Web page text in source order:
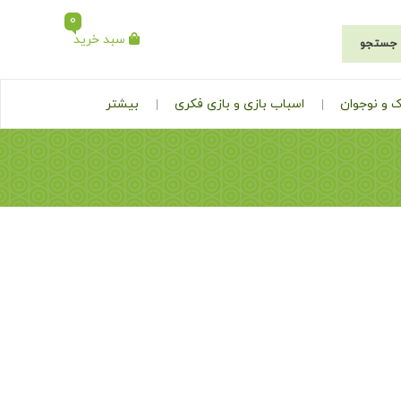
جستجو سبد خرید
0
و نوجوان اسباب بازی و بازی فکری بیشتر